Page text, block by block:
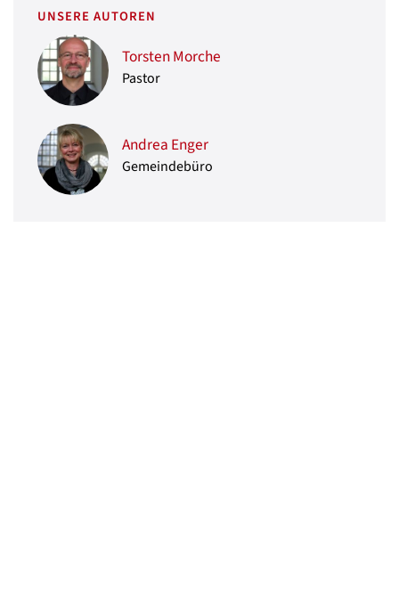
UNSERE AUTOREN
Torsten Morche
Pastor
Andrea Enger
Gemeindebüro